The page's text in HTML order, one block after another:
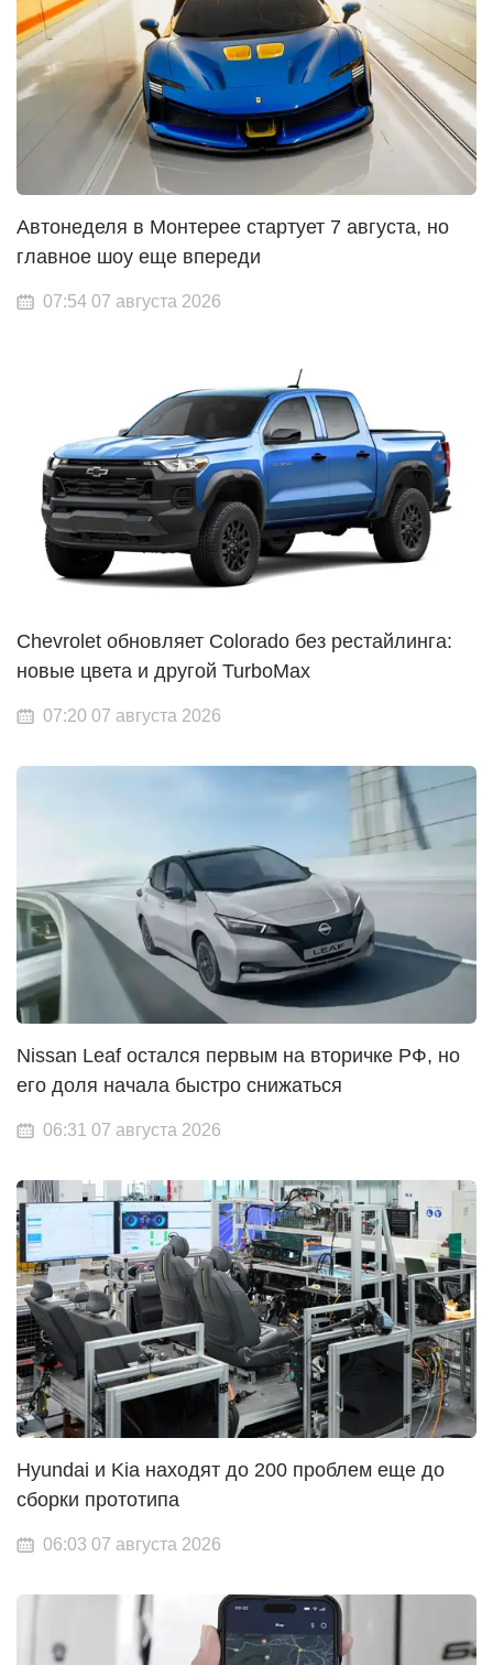
Автонеделя в Монтерее стартует 7 августа, но
главное шоу еще впереди
07:54 07 августа 2026
Chevrolet обновляет Colorado без рестайлинга:
новые цвета и другой TurboMax
07:20 07 августа 2026
Nissan Leaf остался первым на вторичке РФ, но
его доля начала быстро снижаться
06:31 07 августа 2026
Hyundai и Kia находят до 200 проблем еще до
сборки прототипа
06:03 07 августа 2026